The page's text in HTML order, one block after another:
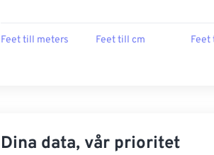
Feet till meters Feet till cm Feet
Dina data, vår prioritet